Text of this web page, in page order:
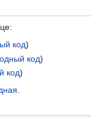
код)
код)
код)
.